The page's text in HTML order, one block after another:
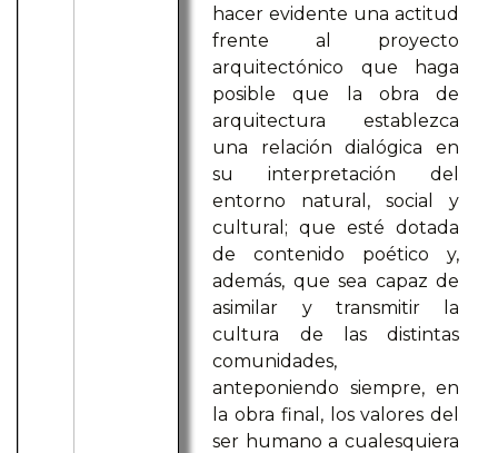
hacer evidente una actitud
frente al proyecto
arquitectónico que haga
posible que la obra de
arquitectura establezca
una relación dialógica en
su interpretación del
entorno natural, social y
cultural; que esté dotada
de contenido poético y,
además, que sea capaz de
asimilar y transmitir la
cultura de las distintas
comunidades,
anteponiendo siempre, en
la obra final, los valores del
ser humano a cualesquiera